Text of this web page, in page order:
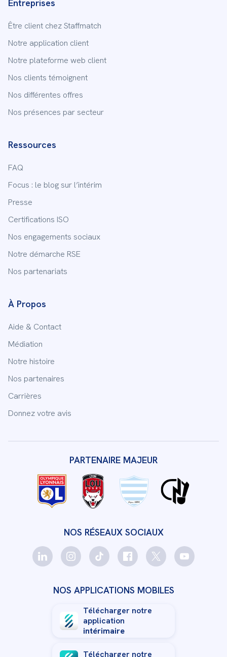
Entreprises
Être client chez Staffmatch
Notre application client
Notre plateforme web client
Nos clients témoignent
Nos différentes offres
Nos présences par secteur
Ressources
FAQ
Focus : le blog sur l’intérim
Presse
Certifications ISO
Nos engagements sociaux
Notre démarche RSE
Nos partenariats
À Propos
Aide & Contact
Médiation
Notre histoire
Nos partenaires
Carrières
Donnez votre avis
NOS RÉSEAUX SOCIAUX
PARTENAIRE MAJEUR
NOS APPLICATIONS MOBILES
Télécharger notre
application
intérimaire
Télécharger notre